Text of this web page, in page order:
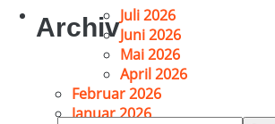
ArchivJuli 2026
Juni 2026
Mai 2026
April 2026
Februar 2026
Januar 2026